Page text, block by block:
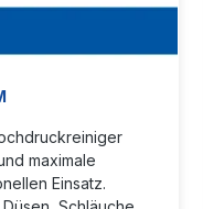
maximale
Einsatz.